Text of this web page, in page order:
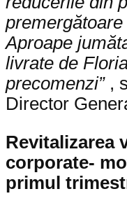
Aproape
livrate de
precomenzi” ,
Director
Revitalizarea
corporate-
primul